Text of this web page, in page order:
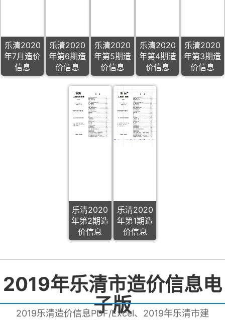
乐清2020
年7月造价
信息
乐清2020
年第6期造
价信息
乐清2020
年第5期造
价信息
乐清2020
年第4期造
价信息
乐清2020
年第3期造
价信息
乐清2020
年第2期造
价信息
乐清2020
年第1期造
价信息
2019年乐清市造价信息电
子版
2019乐清造价信息PDF/Excel、2019年乐清市建